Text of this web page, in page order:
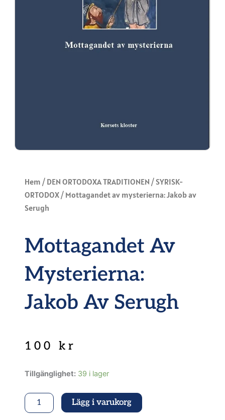
Hem / DEN ORTODOXA TRADITIONEN /SYRISK-
ORTODOX/ Mottagandet av mysterierna: Jakob av
Serugh
Mottagandet Av
Mysterierna:
Jakob Av Serugh
100 kr
Tillgänglighet: 39 i lager
Mottagandet
mysterierna:
Jakob
av
Lägg i varukorg